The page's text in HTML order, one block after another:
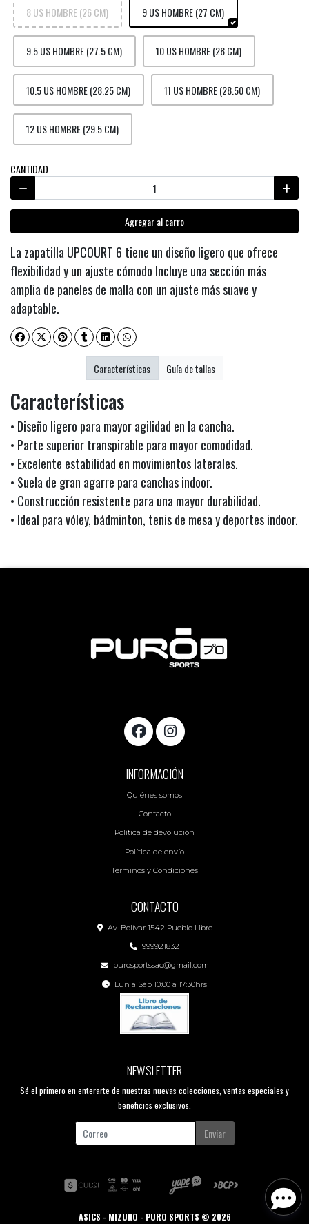
8 US HOMBRE (26 CM) 9 US HOMBRE (27 CM)
9.5 US HOMBRE (27.5 CM) 10 US HOMBRE (28 CM)
10.5 US HOMBRE (28.25 CM) 11 US HOMBRE (28.50 CM)
12 US HOMBRE (29.5 CM)
CANTIDAD
Agregar al carro
La zapatilla UPCOURT 6 tiene un diseño ligero que ofrece
flexibilidad y un ajuste cómodo Incluye una sección más
amplia de paneles de malla con un ajuste más suave y
adaptable.
Características
• Diseño ligero para mayor agilidad en la cancha.
• Parte superior transpirable para mayor comodidad.
• Excelente estabilidad en movimientos laterales.
• Suela de gran agarre para canchas indoor.
• Construcción resistente para una mayor durabilidad.
• Ideal para vóley, bádminton, tenis de mesa y deportes indoor.
Características Guía de tallas
INFORMACIÓN
Quiénes somos
Contacto
Política de devolución
Política de envío
Términos y Condiciones
CONTACTO
Av. Bolívar 1542 Pueblo Libre
999921832
purosportssac@gmail.com
Lun a Sáb 10:00 a 17:30hrs
NEWSLETTER
Sé el primero en enterarte de nuestras nuevas colecciones, ventas especiales y
beneficios exclusivos.
Enviar
ASICS - MIZUNO - PURO SPORTS © 2026